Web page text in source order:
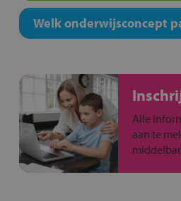
Welk onderwijsconcept
Alle
aan te